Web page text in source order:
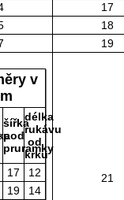
17
18
19
v
šířka
pod
pruramky
délka
rukávu
od
krku
17
12
19 14
21